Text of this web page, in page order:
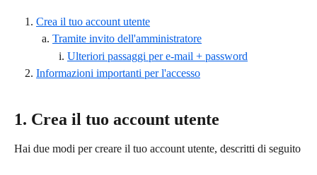
Crea il tuo account utente
  a.
Tramite invito dell'amministratore
        i.
Ulteriori passaggi per e-mail + password
Informazioni importanti per l'accesso
1. Crea il tuo account utente
Hai due modi per creare il tuo account utente, descritti di seguito